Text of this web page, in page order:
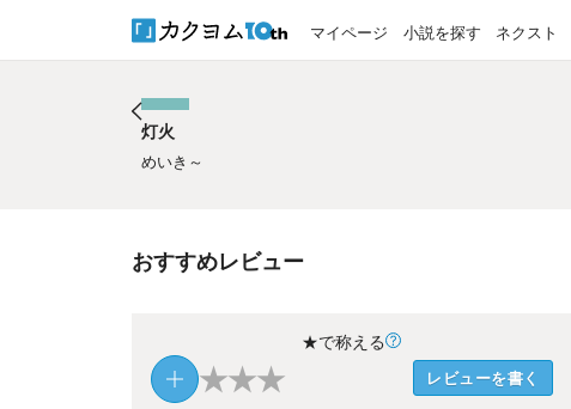
マイページ 小説を探す ネクスト
灯火
めいき～
おすすめレビュー
★で称える
★★★ レビューを書く